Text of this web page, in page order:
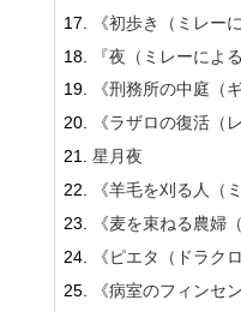
《初歩き（ミレー
『夜（ミレーによる
《刑務所の中庭（
《ラザロの復活（
星月夜
《羊毛を刈る人（
《麦を束ねる農婦
《ピエタ（ドラク
《病室のフィンセ